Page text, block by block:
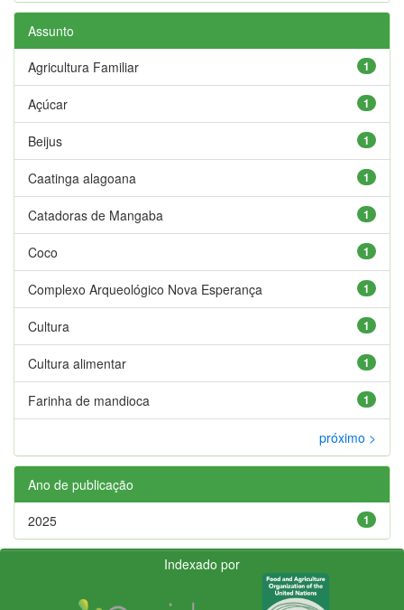
Assunto
1
Agricultura Familiar
1
Açúcar
1
Beijus
1
Caatinga alagoana
1
Catadoras de Mangaba
1
Coco
1
Complexo Arqueológico Nova Esperança
1
Cultura
1
Cultura alimentar
1
Farinha de mandioca
próximo >
Ano de publicação
1
2025
Indexado por